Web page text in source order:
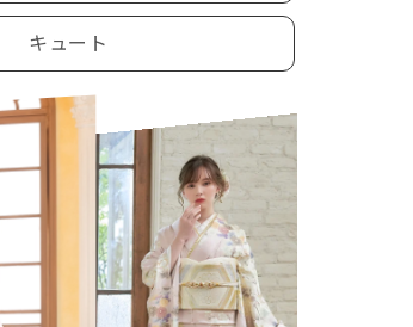
キュート